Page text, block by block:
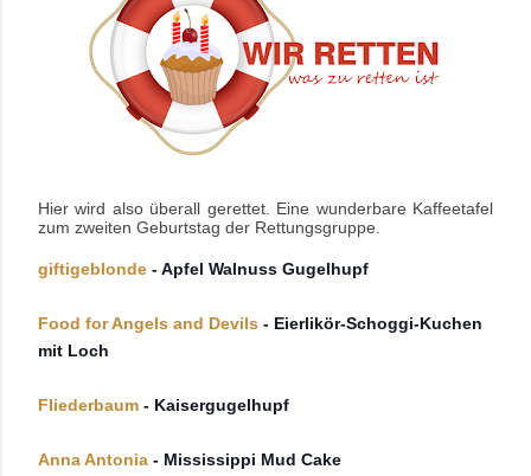
Hier wird also überall gerettet. Eine wunderbare Kaffeetafel
zum zweiten Geburtstag der Rettungsgruppe.
giftigeblonde - Apfel Walnuss Gugelhupf
Food for Angels and Devils - Eierlikör-Schoggi-Kuchen
mit Loch
Fliederbaum - Kaisergugelhupf
Anna Antonia - Mississippi Mud Cake